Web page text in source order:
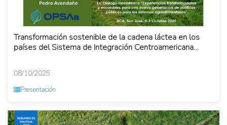
Transformación sostenible de la cadena láctea en los
países del Sistema de Integración Centroamericana
08/10/2025
Presentación